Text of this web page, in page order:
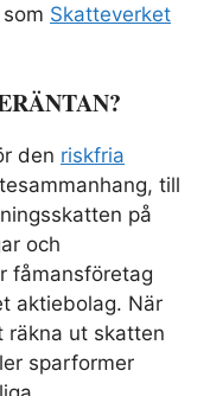
Skatteverket
den riskfria
till
på
och
fåmansföretag
aktiebolag. När
räkna ut skatten
sparformer